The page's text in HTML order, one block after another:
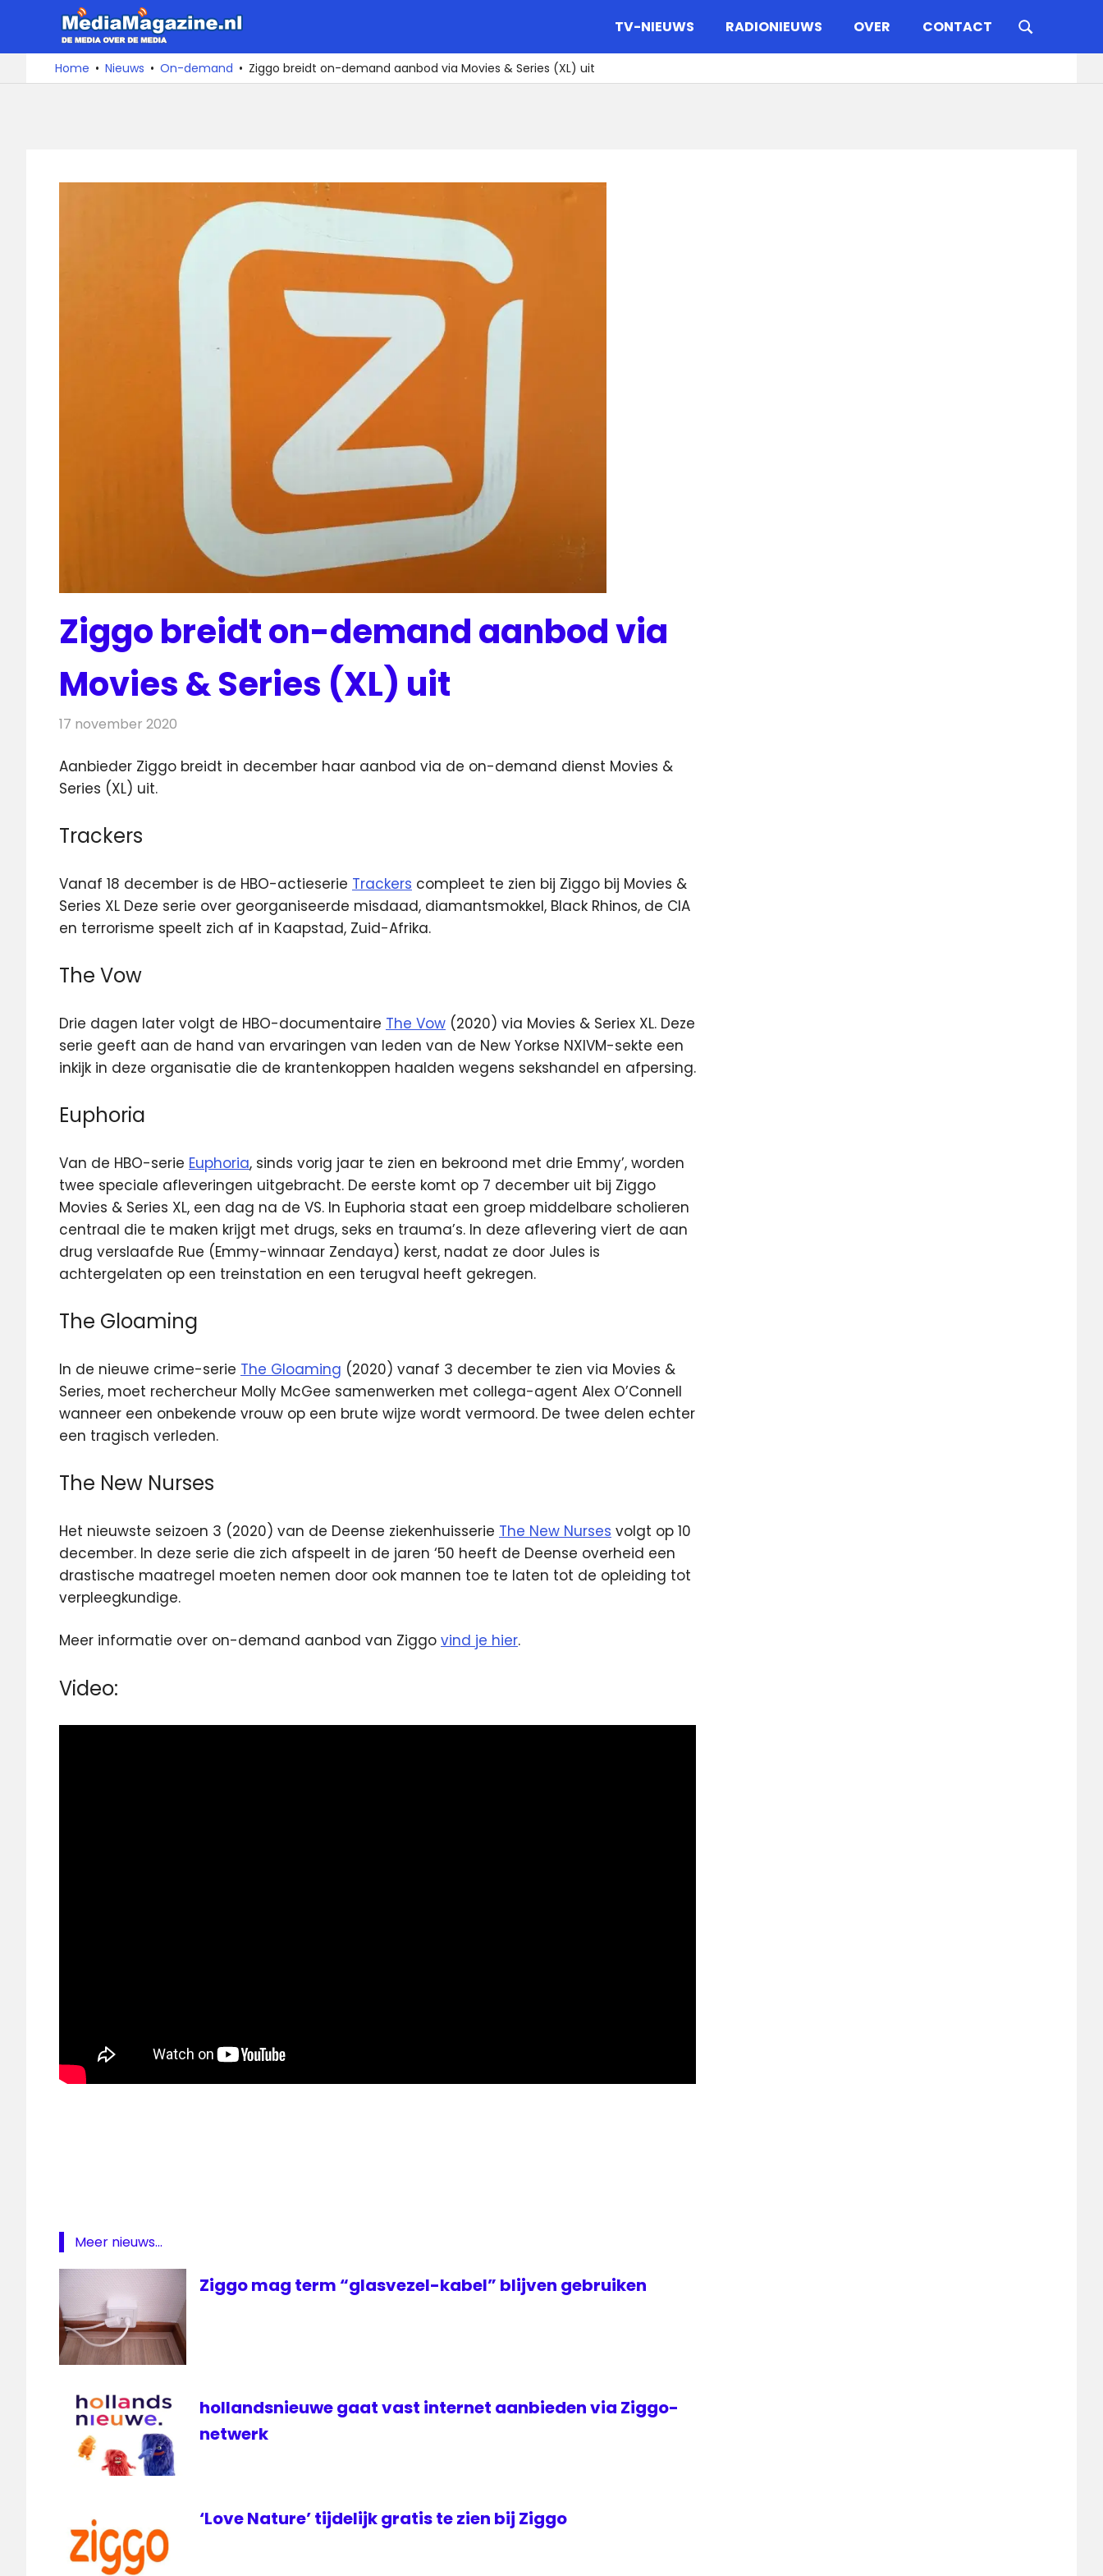
de
De
media
over
TV-NIEUWS RADIONIEUWS OVER CONTACT
Home Nieuws On-demand Ziggo breidt on-demand aanbod via Movies & Series (XL) uit
Ziggo breidt on-demand aanbod via
Movies & Series (XL) uit
17 november 2020
Aanbieder Ziggo breidt in december haar aanbod via de on-demand dienst Movies &
Series (XL) uit.
Trackers
Vanaf 18 december is de HBO-actieserie Trackers compleet te zien bij Ziggo bij Movies &
Series XL Deze serie over georganiseerde misdaad, diamantsmokkel, Black Rhinos, de CIA
en terrorisme speelt zich af in Kaapstad, Zuid-Afrika.
The Vow
Drie dagen later volgt de HBO-documentaire The Vow (2020) via Movies & Seriex XL. Deze
serie geeft aan de hand van ervaringen van leden van de New Yorkse NXIVM-sekte een
inkijk in deze organisatie die de krantenkoppen haalden wegens sekshandel en afpersing.
Euphoria
Van de HBO-serie Euphoria, sinds vorig jaar te zien en bekroond met drie Emmy’, worden
twee speciale afleveringen uitgebracht. De eerste komt op 7 december uit bij Ziggo
Movies & Series XL, een dag na de VS. In Euphoria staat een groep middelbare scholieren
centraal die te maken krijgt met drugs, seks en trauma’s. In deze aflevering viert de aan
drug verslaafde Rue (Emmy-winnaar Zendaya) kerst, nadat ze door Jules is
achtergelaten op een treinstation en een terugval heeft gekregen.
The Gloaming
In de nieuwe crime-serie The Gloaming (2020) vanaf 3 december te zien via Movies &
Series, moet rechercheur Molly McGee samenwerken met collega-agent Alex O’Connell
wanneer een onbekende vrouw op een brute wijze wordt vermoord. De twee delen echter
een tragisch verleden.
The New Nurses
Het nieuwste seizoen 3 (2020) van de Deense ziekenhuisserie The New Nurses volgt op 10
december. In deze serie die zich afspeelt in de jaren ‘50 heeft de Deense overheid een
drastische maatregel moeten nemen door ook mannen toe te laten tot de opleiding tot
verpleegkundige.
Meer informatie over on-demand aanbod van Ziggo vind je hier.
Video:
Demand
series
The
Vow
ziggo
Meer nieuws...
Ziggo mag term “glasvezel-kabel” blijven gebruiken
hollandsnieuwe gaat vast internet aanbieden via Ziggo-
netwerk
‘Love Nature’ tijdelijk gratis te zien bij Ziggo